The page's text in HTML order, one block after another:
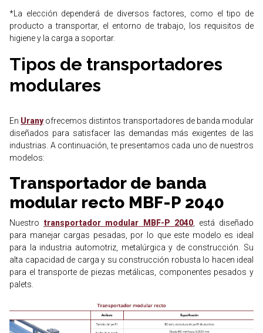
* La elección dependerá de diversos factores, como el tipo de
producto a transportar, el entorno de trabajo, los requisitos de
higiene y la carga a soportar.
Tipos de transportadores
modulares
En Uranyofrecemos distintos transportadores de banda modular
diseñados para satisfacer las demandas más exigentes de las
industrias. A continuación, te presentamos cada uno de nuestros
modelos:
Transportador de banda
modular recto MBF-P 2040
Nuestro transportador modular MBF-P 2040, está diseñado
para manejar cargas pesadas, por lo que este modelo es ideal
para la industria automotriz, metalúrgica y de construcción. Su
alta capacidad de carga y su construcción robusta lo hacen ideal
para el transporte de piezas metálicas, componentes pesados y
palets.